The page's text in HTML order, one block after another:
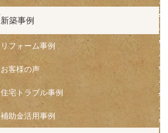
新築事例
リフォーム事例
お客様の声
住宅トラブル事例
補助金活用事例